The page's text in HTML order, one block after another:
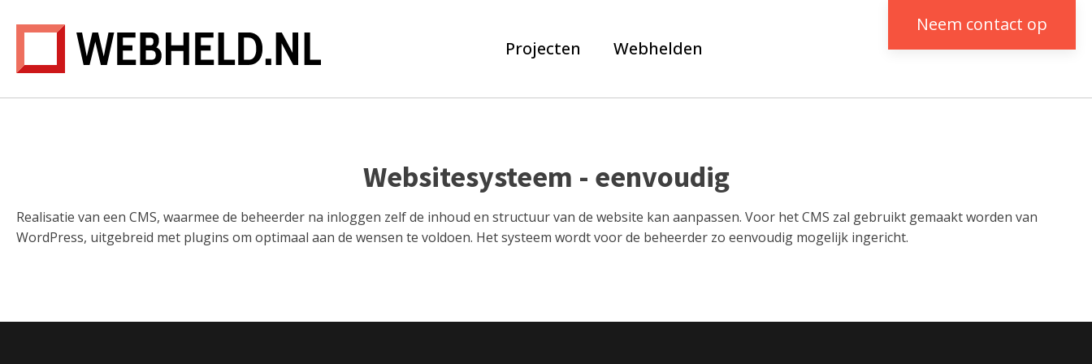
Projecten Webhelden
Neem contact op
Websitesysteem - eenvoudig
Realisatie van een CMS, waarmee de beheerder na inloggen zelf de inhoud en structuur van de website kan aanpassen. Voor het CMS zal gebruikt gemaakt worden van
WordPress, uitgebreid met plugins om optimaal aan de wensen te voldoen. Het systeem wordt voor de beheerder zo eenvoudig mogelijk ingericht.